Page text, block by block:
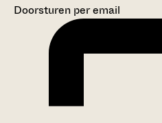
Doorsturen per email